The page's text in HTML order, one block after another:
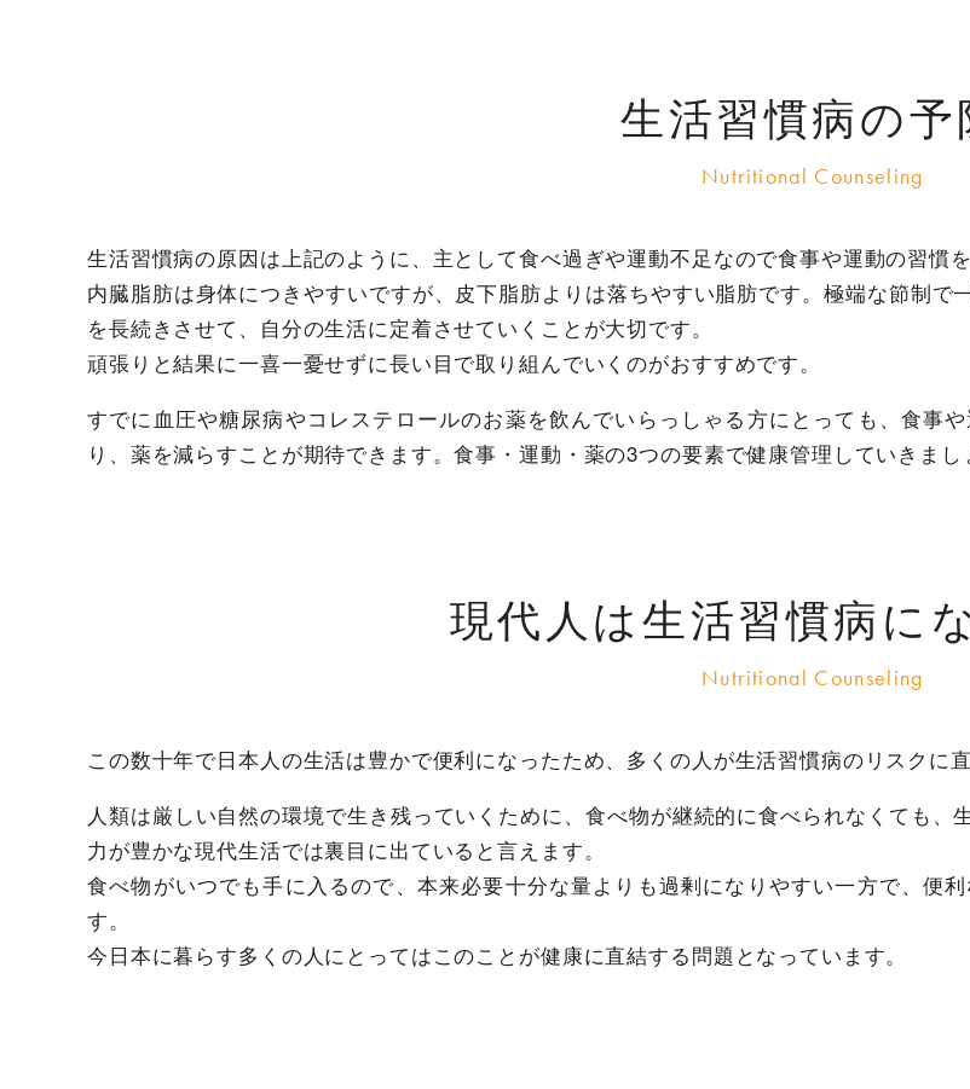
生活習慣病の予
生活習慣病の原因は上記のように、主として食べ過ぎや運動不足なので食事や運動の習慣
内臓脂肪は身体につきやすいですが、皮下脂肪よりは落ちやすい脂肪です。極端な節制
を長続きさせて、自分の生活に定着させていくことが大切です。
頑張りと結果に一喜一憂せずに長い目で取り組んでいくのがおすすめです。
すでに血圧や糖尿病やコレステロールのお薬を飲んでいらっしゃる方にとっても、食事
り、薬を減らすことが期待できます。食事・運動・薬の3つの要素で健康管理していきまし
現代人は生活習慣病に
この数十年で日本人の生活は豊かで便利になったため、多くの人が生活習慣病のリスクに直
人類は厳しい自然の環境で生き残っていくために、食べ物が継続的に食べられなくても
力が豊かな現代生活では裏目に出ていると言えます。
食べ物がいつでも手に入るので、本来必要十分な量よりも過剰になりやすい一方で、便
す。
今日本に暮らす多くの人にとってはこのことが健康に直結する問題となっています。